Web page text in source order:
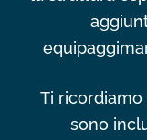
Ti ricordiamo
sono